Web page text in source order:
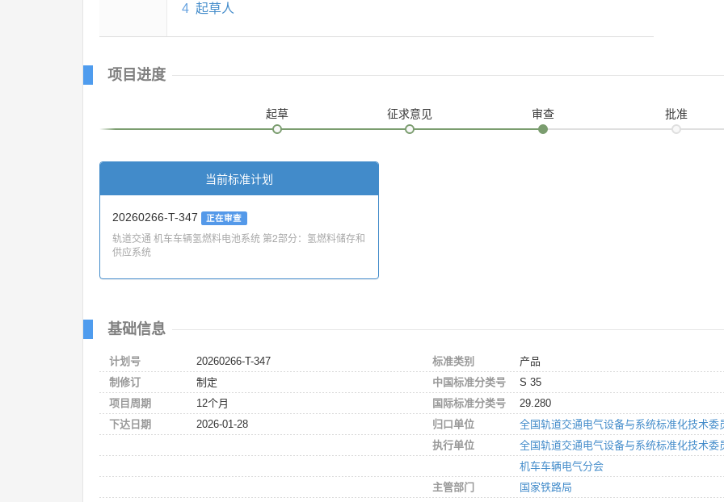
4 起草人
项目进度
起草 征求意见 审查 批准
当前标准计划
20260266-T-347 正在审查
轨道交通 机车车辆氢燃料电池系统 第2部分：氢燃料储存和
供应系统
基础信息
计划号
20260266-T-347
制修订
制定
项目周期
12个月
下达日期
2026-01-28
标准类别
产品
中国标准分类号
S 35
国际标准分类号
29.280
归口单位
全国轨道交通电气设备与系统标准化技术委
执行单位
全国轨道交通电气设备与系统标准化技术委
机车车辆电气分会
主管部门
国家铁路局